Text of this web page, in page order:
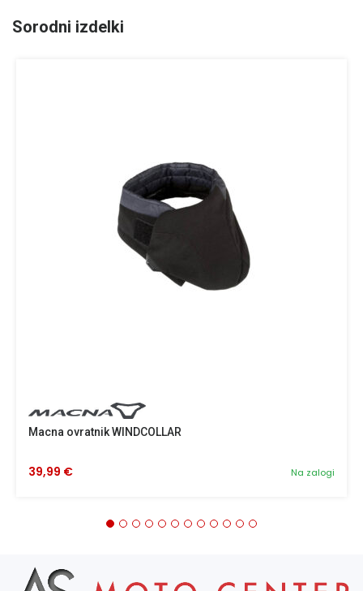
Sorodni izdelki
Macna ovratnik WINDCOLLAR
Na zalogi
39,99 €